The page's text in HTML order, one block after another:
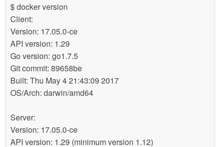
$ docker version
Client:
Version: 17.05.0-ce
API version: 1.29
Go version: go1.7.5
Git commit: 89658be
Built: Thu May 4 21:43:09 2017
OS/Arch: darwin/amd64
Server:
Version: 17.05.0-ce
API version: 1.29 (minimum version 1.12)